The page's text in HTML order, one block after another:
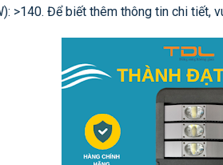
>140. Để biết thêm thông tin chi tiết,